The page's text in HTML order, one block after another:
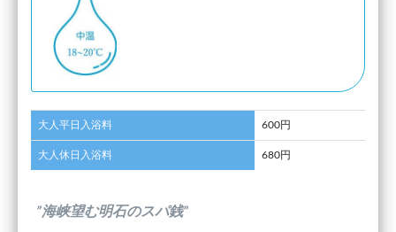
大人平日入浴料 600円
大人休日入浴料 680円
”海峡望む明石のスパ銭”